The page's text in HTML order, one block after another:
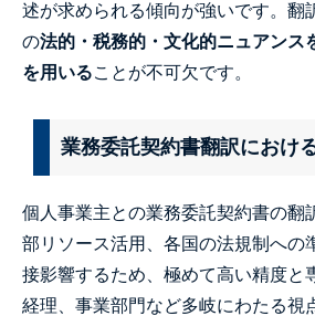
述が求められる傾向が強いです。翻
の法的・税務的・文化的ニュアンス
を用いることが不可欠です。
業務委託契約書翻訳におけ
個人事業主との業務委託契約書の翻
部リソース活用、各国の法規制への
接影響するため、極めて高い精度と
経理、事業部門など多岐にわたる視